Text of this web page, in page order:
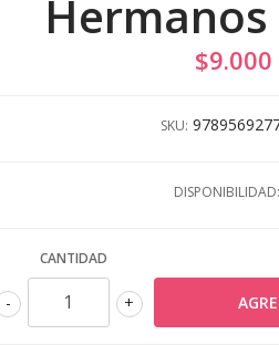
$9.000
SKU:
DISPONIBILIDAD:
CANTIDAD
+
-